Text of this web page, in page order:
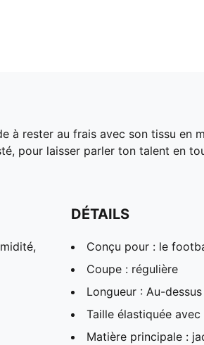
à rester au frais avec son tissu en
pour laisser parler ton talent en
DÉTAILS
Conçu pour : le
Coupe : régulière
Longueur : Au-
Taille élastiquée
Matière principale :